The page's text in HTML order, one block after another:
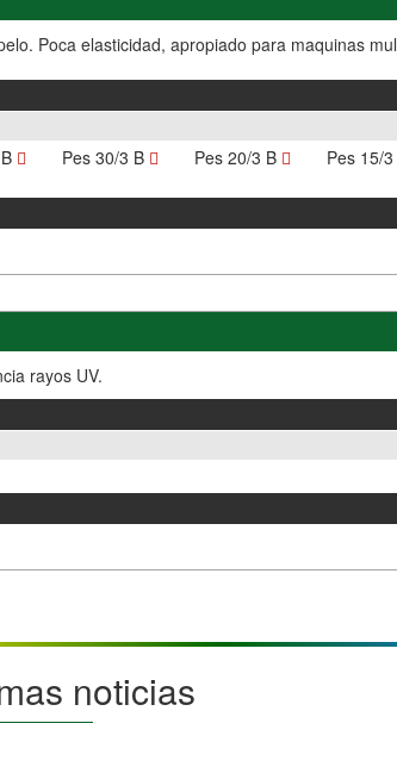
Poca elasticidad, apropiado para maquinas
Pes 30/3 B Pes 20/3 B Pes 15/
rayos UV.
noticias